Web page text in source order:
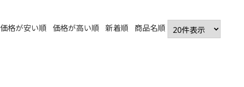
価格が安い順 価格が高い順 新着順 商品名順